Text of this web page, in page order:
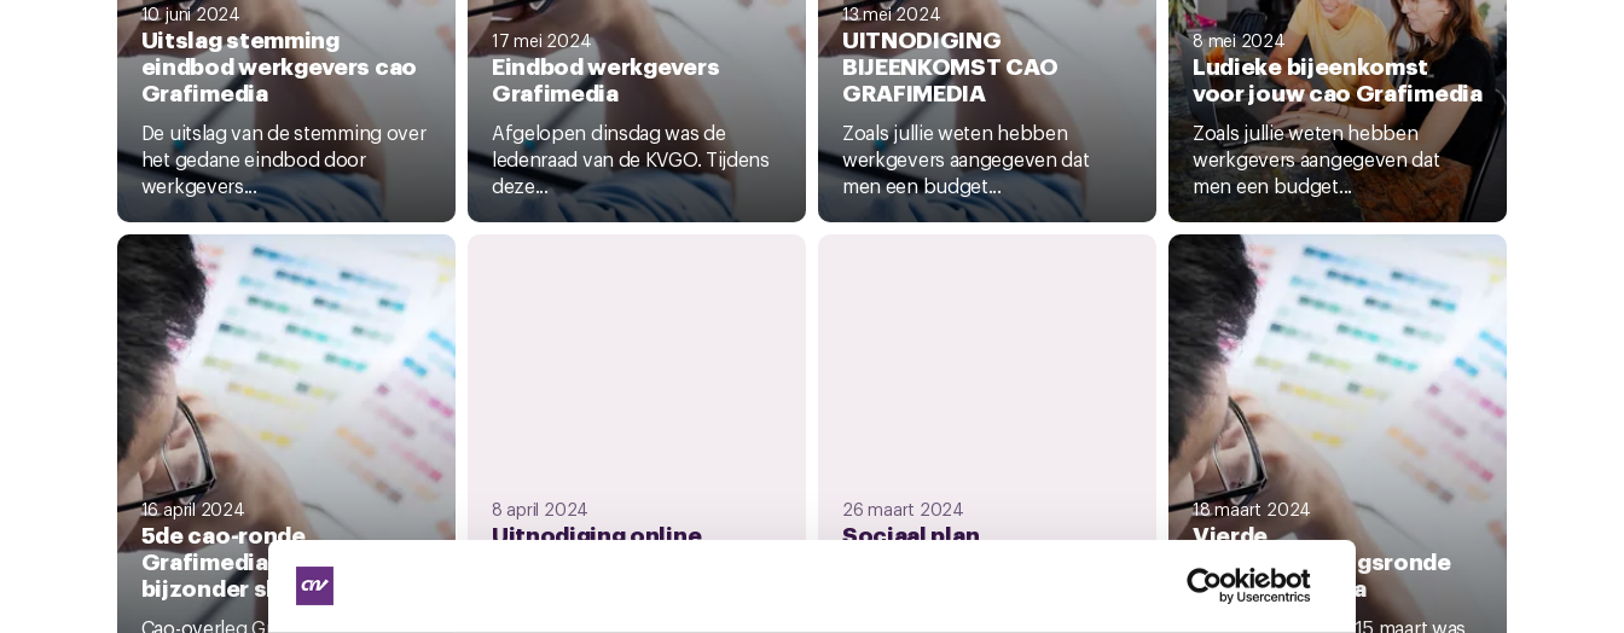
10 juni 2024
Uitslag stemming
eindbod werkgevers cao
Grafimedia
De uitslag van de stemming over
het gedane eindbod door
werkgevers...
17 mei 2024
Eindbod werkgevers
Grafimedia
Afgelopen dinsdag was de
ledenraad van de KVGO. Tijdens
deze...
13 mei 2024
UITNODIGING
BIJEENKOMST CAO
GRAFIMEDIA
Zoals jullie weten hebben
werkgevers aangegeven dat
men een budget...
8 mei 2024
Ludieke bijeenkomst
voor jouw cao Grafimedia
Zoals jullie weten hebben
werkgevers aangegeven dat
men een budget...
16 april 2024
5de cao-ronde
Grafimedia verloopt
bijzonder slecht
Cao-overleg Grafimedia
8 april 2024
Uitnodiging online
A.s. woensdag wordt er
26 maart 2024
Sociaal plan
Van Mediahuis hebben de
18 maart 2024
Vierde
onderhandelingsronde
cao Grafimedia
Afgelopen vrijdag 15 maart was